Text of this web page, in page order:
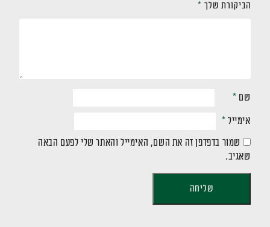
הביקורת שלך *
שם *
אימייל *
שמור בדפדפן זה את השם, האימייל והאתר שלי לפעם הבאה
שאגיב.